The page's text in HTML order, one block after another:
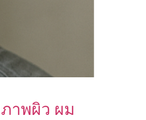
าพผิว ผม